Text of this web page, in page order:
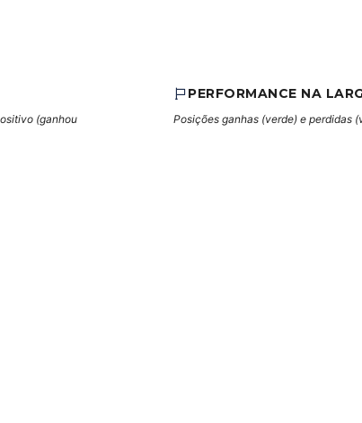
(ganhou
PERFORMANCE NA
Posições ganhas (verde) e perdidas